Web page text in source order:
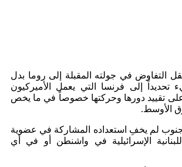
التفاوض في جولته المقبلة إلى روما بدل
تحديداً إلى فرنسا التي يعمل الأميركيون
على تقييد دورها وحركتها خصوصاً في ما يخص
الأوسط.
لم يخفِ استعداده المشاركة في عضوية
الإسرائيلية في واشنطن أو في أي